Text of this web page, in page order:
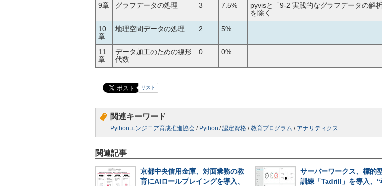
9章
グラフデータの処理 3 7.5%
pyvisと「9-2 実践的なグラフデータの解析
を除く
10
章
地理空間データの処理 2 5%
11
章
データ加工のための線形
代数
0 0%
リスト
関連キーワード
Pythonエンジニア育成推進協会 / Python /認定資格 /教育プログラム / アナリティクス
関連記事
京都中央信用金庫、対面業務の教
育にAIロールプレイングを導入、
サーバーワークス、標的
訓練「Tadrill」を導入、“